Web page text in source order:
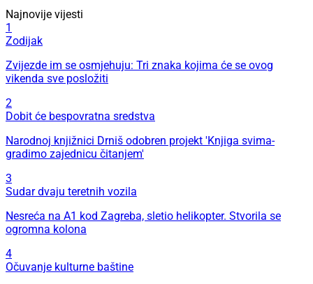
Najnovije vijesti
1
Zodijak
Zvijezde im se osmjehuju: Tri znaka kojima će se ovog
vikenda sve posložiti
2
Dobit će bespovratna sredstva
Narodnoj knjižnici Drniš odobren projekt 'Knjiga svima-
gradimo zajednicu čitanjem'
3
Sudar dvaju teretnih vozila
Nesreća na A1 kod Zagreba, sletio helikopter. Stvorila se
ogromna kolona
4
Očuvanje kulturne baštine